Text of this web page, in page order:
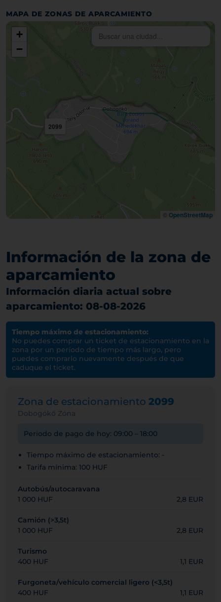
MAPA DE ZONAS DE APARCAMIENTO
2099
+
−
© OpenStreetMap
Información de la zona de
aparcamiento
Información diaria actual sobre
aparcamiento: 08-08-2026
Tiempo máximo de estacionamiento:
No puedes comprar un ticket de estacionamiento en la
zona por un período de tiempo más largo, pero
puedes comprarlo nuevamente después de que
caduque el ticket.
Zona de estacionamiento 2099
Dobogókő Zóna
Periodo de pago de hoy: 09:00 – 18:00
Tiempo máximo de estacionamiento: -
Tarifa mínima: 100 HUF
Autobús/autocaravana
1 000 HUF
2,8 EUR
Camión (>3,5t)
1 000 HUF
2,8 EUR
Turismo
400 HUF
1,1 EUR
Furgoneta/vehículo comercial ligero (<3,5t)
400 HUF
1,1 EUR